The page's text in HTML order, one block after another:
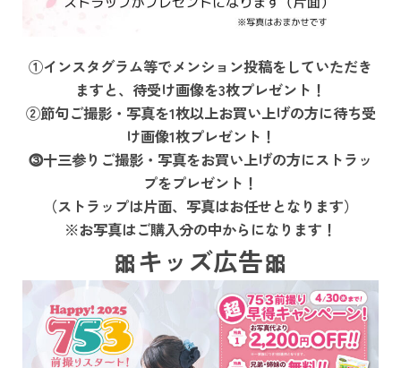
①インスタグラム等でメンション投稿をしていただき
ますと、待受け画像を3枚プレゼント！
②節句ご撮影・写真を1枚以上お買い上げの方に待ち受
け画像1枚プレゼント！
⓷十三参りご撮影・写真をお買い上げの方にストラッ
プをプレゼント！
（ストラップは片面、写真はお任せとなります）
※お写真はご購入分の中からになります！
🎀キッズ広告🎀